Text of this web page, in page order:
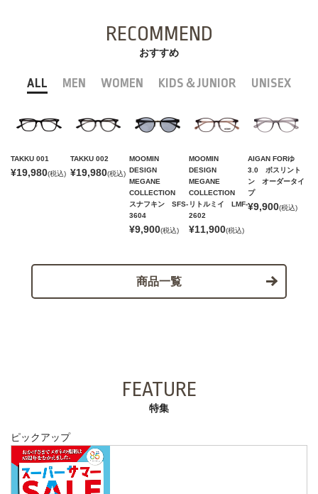
RECOMMEND
おすすめ
ALL MEN WOMEN KIDS＆JUNIOR UNISEX
TAKKU 001
¥19,980(税込)
TAKKU 002
¥19,980(税込)
MOOMIN
DESIGN
MEGANE
COLLECTION
スナフキン SFS-
3604
¥9,900(税込)
MOOMIN
DESIGN
MEGANE
COLLECTION
リトルミイ LMF-
2602
¥11,900(税込)
AIGAN FORゆ
3.0 ボスリント
ン オーダータイ
プ
¥9,900(税込)
商品一覧
FEATURE
特集
ピックアップ